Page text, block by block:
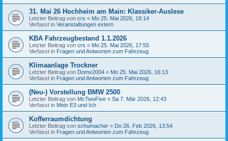
31. Mai 26 Hochheim am Main: Klassiker-Auslese
Letzter Beitrag von crs « Mo 25. Mai 2026, 18:14
Verfasst in Veranstaltungen extern
KBA Fahrzeugbestand 1.1.2026
Letzter Beitrag von crs « Mo 25. Mai 2026, 17:55
Verfasst in Fragen und Antworten zum Fahrzeug
Klimaanlage Trockner
Letzter Beitrag von Domx2004 « Mo 25. Mai 2026, 16:13
Verfasst in Fragen und Antworten zum Fahrzeug
(Neu-) Vorstellung BMW 2500
Letzter Beitrag von McTwoFive « Sa 7. Mär 2026, 12:43
Verfasst in Mein E3 und Ich
Kofferraumdichtung
Letzter Beitrag von schumacher « Do 26. Feb 2026, 13:54
Verfasst in Fragen und Antworten zum Fahrzeug